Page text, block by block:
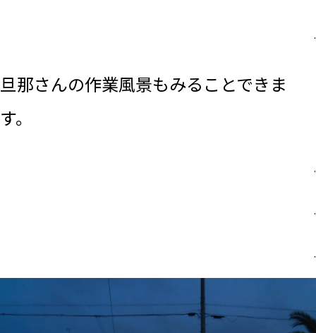
.
旦那さんの作業風景もみることできま
す。
.
.
.